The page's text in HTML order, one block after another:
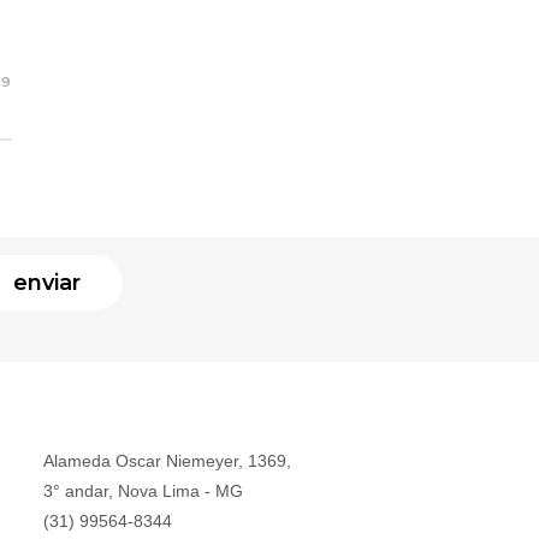
enviar
Alameda Oscar Niemeyer, 1369,
3° andar, Nova Lima - MG
(31) 99564-8344